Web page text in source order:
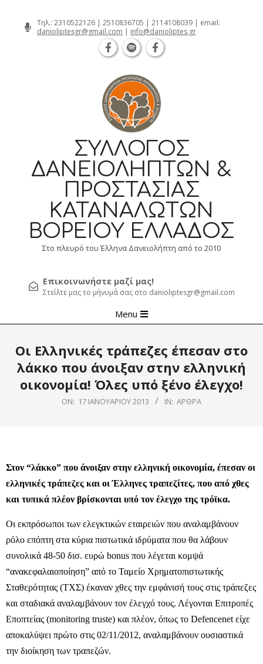
Τηλ.: 2310522126 | 2510836705 | 2114108039 | email:
danioliptesgr@gmail.com | info@danioliptes.gr
ΣΎΛΛΟΓΟΣ
ΔΑΝΕΙΟΛΗΠΤΏΝ &
ΠΡΟΣΤΑΣΊΑΣ
ΚΑΤΑΝΑΛΩΤΏΝ
ΒΟΡΕΊΟΥ ΕΛΛΆΔΟΣ
Στο πλευρό του Έλληνα Δανειολήπτη από το 2010
Επικοινωνήστε μαζί μας!
Στείλτε μας το μήνυμά σας στο danioliptesgr@gmail.com
Navigation
Menu
Οι Ελληνικές τράπεζες έπεσαν στο
λάκκο που άνοιξαν στην ελληνική
οικονομία! Όλες υπό ξένο έλεγχο!
ON: 17 ΙΑΝΟΥΑΡΊΟΥ 2013 IN: ΆΡΘΡΑ
Στον “λάκκο” που άνοιξαν στην ελληνική οικονομία, έπεσαν οι
ελληνικές τράπεζες και οι Έλληνες τραπεζίτες, που από χθες
και τυπικά πλέον βρίσκονται υπό τον έλεγχο της τρόϊκα.
Οι εκπρόσωποι των ελεγκτικών εταιρειών που αναλαμβάνουν
ρόλο επόπτη στα κύρια πιστωτικά ιδρύματα που θα λάβουν
συνολικά 48-50 δισ. ευρώ bonus που λέγεται κομψά
“ανακεφαλαιοποίηση” από το Ταμείο Χρηματοπιστωτικής
Σταθερότητας (ΤΧΣ) έκαναν χθες την εμφάνισή τους στις τράπεζες
και σταδιακά αναλαμβάνουν τον έλεγχό τους. Λέγονται Επιτροπές
Εποπτείας (monitoring truste) και πλέον, όπως το Defencenet είχε
αποκαλύψει πρώτο στις 02/11/2012, αναλαμβάνουν ουσιαστικά
την διοίκηση των τραπεζών.